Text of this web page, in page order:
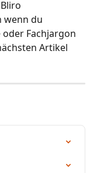
wenn du
Fachjargon
Artikel